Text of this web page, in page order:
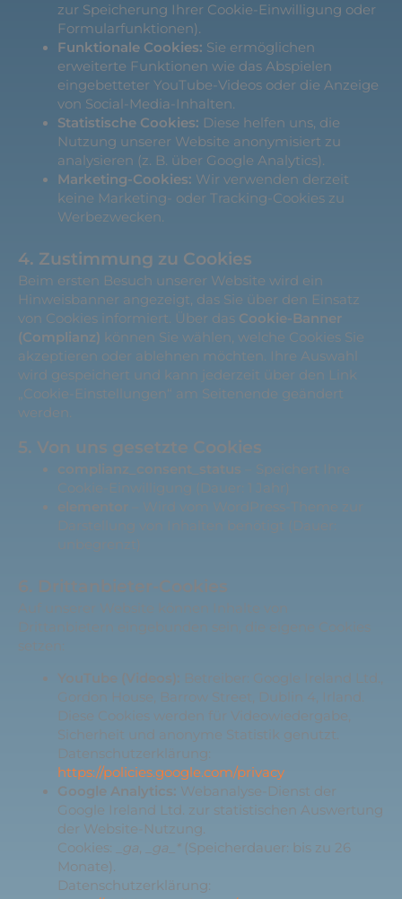
zur Speicherung Ihrer Cookie-Einwilligung oder
Formularfunktionen).
Funktionale Cookies: Sie ermöglichen
erweiterte Funktionen wie das Abspielen
eingebetteter YouTube-Videos oder die Anzeige
von Social-Media-Inhalten.
Statistische Cookies: Diese helfen uns, die
Nutzung unserer Website anonymisiert zu
analysieren (z. B. über Google Analytics).
Marketing-Cookies: Wir verwenden derzeit
keine Marketing- oder Tracking-Cookies zu
Werbezwecken.
4. Zustimmung zu Cookies
Beim ersten Besuch unserer Website wird ein
Hinweisbanner angezeigt, das Sie über den Einsatz
von Cookies informiert. Über das Cookie-Banner
(Complianz) können Sie wählen, welche Cookies Sie
akzeptieren oder ablehnen möchten. Ihre Auswahl
wird gespeichert und kann jederzeit über den Link
„Cookie-Einstellungen“ am Seitenende geändert
werden.
5. Von uns gesetzte Cookies
complianz_consent_status – Speichert Ihre
Cookie-Einwilligung (Dauer: 1 Jahr)
elementor – Wird vom WordPress-Theme zur
Darstellung von Inhalten benötigt (Dauer:
unbegrenzt)
Drittanbietern eingebunden sein, die eigene Cookies
setzen:
YouTube (Videos): Betreiber: Google Ireland Ltd.,
Gordon House, Barrow Street, Dublin 4, Irland.
Diese Cookies werden für Videowiedergabe,
Sicherheit und anonyme Statistik genutzt.
Datenschutzerklärung:
https://policies.google.com/privacy
Google Analytics: Webanalyse-Dienst der
Google Ireland Ltd. zur statistischen Auswertung
der Website-Nutzung.
Cookies:
_ga, _ga_*(Speicherdauer: bis zu 26
Monate).
Datenschutzerklärung: